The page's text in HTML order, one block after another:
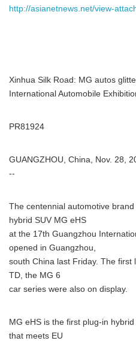
http://asianetnews.net/view-
Xinhua Silk Road: MG autos
International Automobile
PR81924
GUANGZHOU, China, Nov. 28,
--
The centennial automotive
hybrid SUV MG eHS
at the 17th Guangzhou
opened in Guangzhou,
south China last Friday. The first
TD, the MG 6
car series were also on display.
MG eHS is the first plug-in
that meets EU